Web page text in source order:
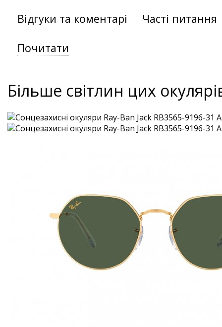
Відгуки та коментарі Часті питання
Почитати
Більше світлин цих